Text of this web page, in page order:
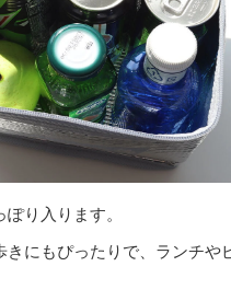
り入ります。
にもぴったりで、ランチや